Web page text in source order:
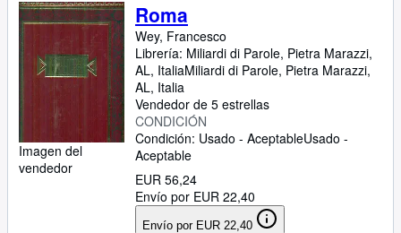
Imagen del
vendedor
Roma
Wey, Francesco
Librería: Miliardi di Parole, Pietra Marazzi,
AL, ItaliaMiliardi di Parole, Pietra Marazzi,
AL, Italia
Vendedor de 5 estrellas
CONDICIÓN
Condición: Usado - AceptableUsado -
Aceptable
EUR 56,24
Envío por EUR 22,40
Envío por EUR 22,40